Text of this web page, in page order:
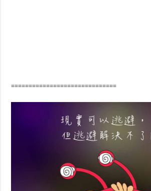
==============================